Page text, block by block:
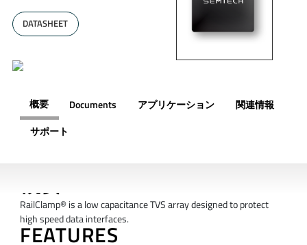
DATASHEET
概要 Documents アプリケーション
関連情報
サポート
RailClamp® is a low capacitance TVS array designed to protect
high speed data interfaces.
FEATURES